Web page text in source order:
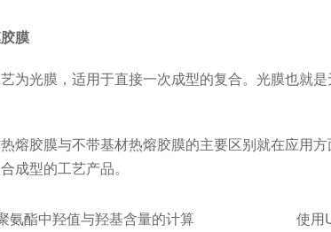
膜
光膜，适用于直接一次成型的复合。光膜也就是
胶膜与不带基材热熔胶膜的主要区别就在应用方
成型的工艺产品。
氨酯中羟值与羟基含量的计算